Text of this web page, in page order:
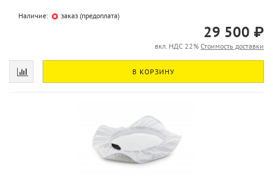
Наличие: заказ (предоплата)
29 500 ₽
вкл. НДС 22% Стоимость доставки
В КОРЗИНУ